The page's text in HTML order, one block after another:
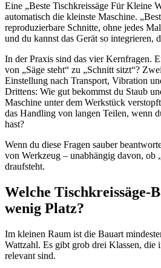
Eine „Beste Tischkreissäge Für Kleine
automatisch die kleinste Maschine.
reproduzierbare Schnitte, ohne jedes
und du kannst das Gerät so integrieren,
In der Praxis sind das vier Kernfragen.
von „Säge steht“ zu „Schnitt sitzt“?
Einstellung nach Transport, Vibration
Drittens: Wie gut bekommst du Staub
Maschine unter dem Werkstück
das Handling von langen Teilen, wenn
hast?
Wenn du diese Fragen sauber
von Werkzeug – unabhängig davon, ob
draufsteht.
Welche Tischkreissäge-
wenig Platz?
Im kleinen Raum ist die Bauart
Wattzahl. Es gibt grob drei Klassen, die
relevant sind.